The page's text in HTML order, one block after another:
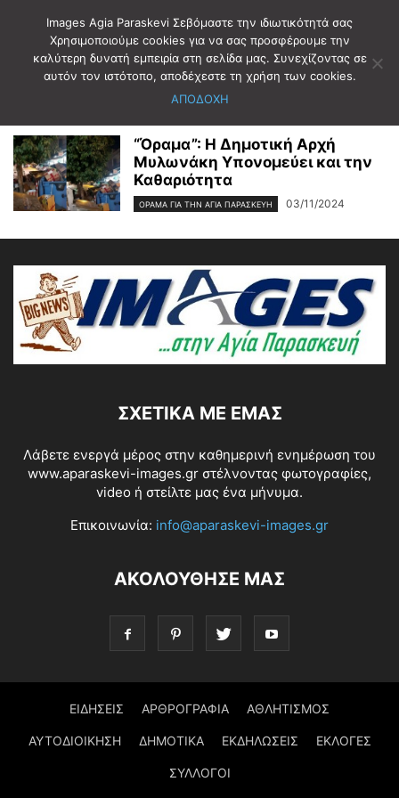
Αρχική 2024 Νοέμβριος 3
Ημερήσιο Αρχείο: 03/11/2024
“Όραμα”: Η Δημοτική Αρχή
Μυλωνάκη Υπονομεύει και την
Καθαριότητα
ΌΡΑΜΑ ΓΙΑ ΤΗΝ ΑΓΊΑ ΠΑΡΑΣΚΕΥΉ 03/11/2024
ΣΧΕΤΙΚΆ ΜΕ ΕΜΆΣ
Λάβετε ενεργά μέρος στην καθημερινή ενημέρωση του
www.aparaskevi-images.gr στέλνοντας φωτογραφίες,
video ή στείλτε μας ένα μήνυμα.
Επικοινωνία: info@aparaskevi-images.gr
ΑΚΟΛΟΥΘΗΣΕ ΜΑΣ
ΕΙΔΗΣΕΙΣ ΑΡΘΡΟΓΡΑΦΙΑ ΑΘΛΗΤΙΣΜΟΣ
ΑΥΤΟΔΙΟΙΚΗΣΗ ΔΗΜΟΤΙΚΑ ΕΚΔΗΛΩΣΕΙΣ ΕΚΛΟΓΕΣ
ΣΥΛΛΟΓΟΙ
Images Agia Paraskevi Σεβόμαστε την ιδιωτικότητά σας
Χρησιμοποιούμε cookies για να σας προσφέρουμε την
καλύτερη δυνατή εμπειρία στη σελίδα μας. Συνεχίζοντας σε
αυτόν τον ιστότοπο, αποδέχεστε τη χρήση των cookies.
ΑΠΟΔΟΧΗ